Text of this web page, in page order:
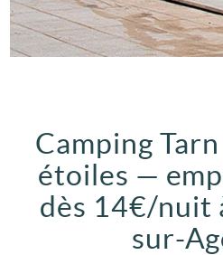
Camping
étoiles —
dès 14€/nuit
sur-